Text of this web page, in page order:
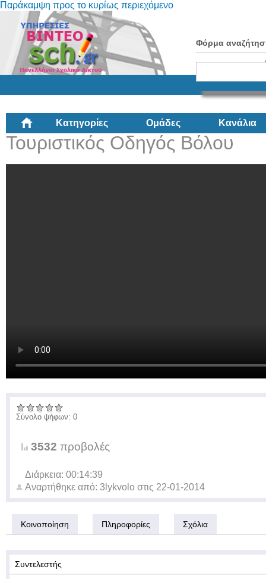
Παράκαμψη προς το κυρίως περιεχόμενο
Φόρμα
Κατηγορίες Ομάδες Κανάλια
Τουριστικός Οδηγός Βόλου
Σύνολο ψήφων: 0
3532 προβολές
Διάρκεια: 00:14:39
Αναρτήθηκε από: 3lykvolo στις 22-01-2014
Κοινοποίηση Πληροφορίες Σχόλια
Συντελεστής